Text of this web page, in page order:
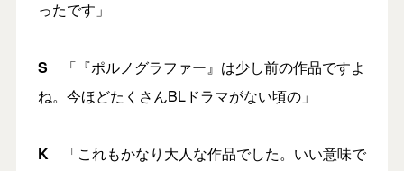
ったです」
S 「『ポルノグラファー』は少し前の作品ですよ
ね。今ほどたくさんBLドラマがない頃の」
K「これもかなり大人な作品でした。いい意味で